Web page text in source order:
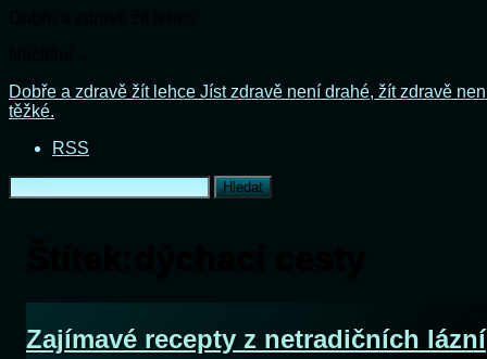
Přejít
k
webu
Dobře a zdravě žít lehce Jíst zdravě není drahé, žít zdravě
těžké.
RSS
Vyhledávání
Zajímavé recepty z netradičních lázní